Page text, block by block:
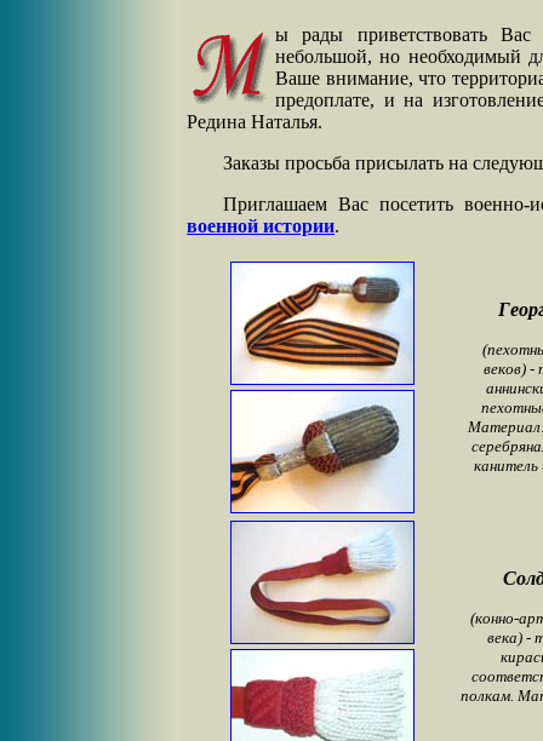
ы рады приветствовать
небольшой, но необходимый
Ваше внимание, что
предоплате, и на
Редина Наталья.
Заказы просьба присылать на
Приглашаем Вас посетить военно-
военной истории.
веков) -
(конно-
века) -
полкам.